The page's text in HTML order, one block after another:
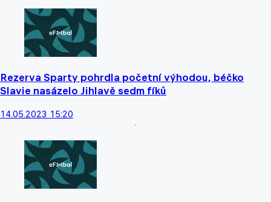
Rezerva Sparty pohrdla početní výhodou, béčko
Slavie nasázelo Jihlavě sedm fíků
14.05.2023 15:20